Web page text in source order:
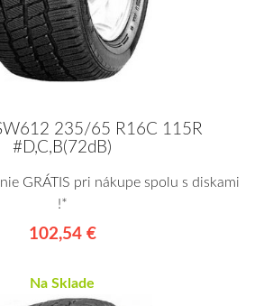
235/65 R16C 115R
#D,C,B(72dB)
GRÁTIS pri nákupe spolu s diskami
!*
102,54 €
Na Sklade